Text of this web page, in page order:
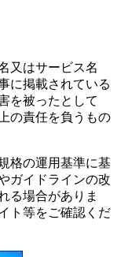
又はサービス名
に掲載されている
を被ったとして
の責任を負うもの
格の運用基準に基
ガイドラインの改
る場合がありま
ト等をご確認くだ